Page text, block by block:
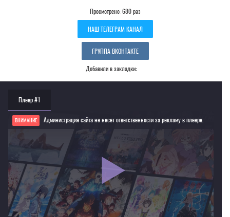
Просмотрено: 680 раз
НАШ ТЕЛЕГРАМ КАНАЛ
ГРУППА ВКОНТАКТЕ
Добавили в закладки:
Плеер #1
ВНИМАНИЕ Администрация сайта не несет ответственности за рекламу в плеере.
Если видео не работает, обновите страницу или выберите другой плеер!
Для просмотра некоторых аниме необходимо установить VPN
Текущее воспроизведение：Смех под облаками